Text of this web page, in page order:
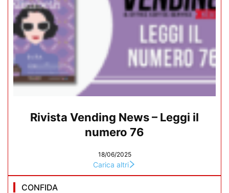
Rivista Vending News – Leggi il
numero 76
18/06/2025
Carica altri
CONFIDA